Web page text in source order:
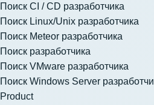
Поиск CI / CD разработчика
Поиск Linux/Unix разработчика
Поиск Meteor разработчика
Поиск разработчика
Поиск VMware разработчика
Поиск Windows Server
Product